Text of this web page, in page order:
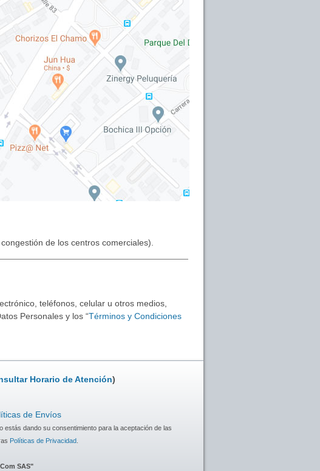
de los centros comerciales).
teléfonos, celular u otros medios,
Personales y los “Términos y Condiciones
Horario de Atención)
de Envíos
dando su consentimiento para la aceptación de las
Políticas de Privacidad.
SAS"